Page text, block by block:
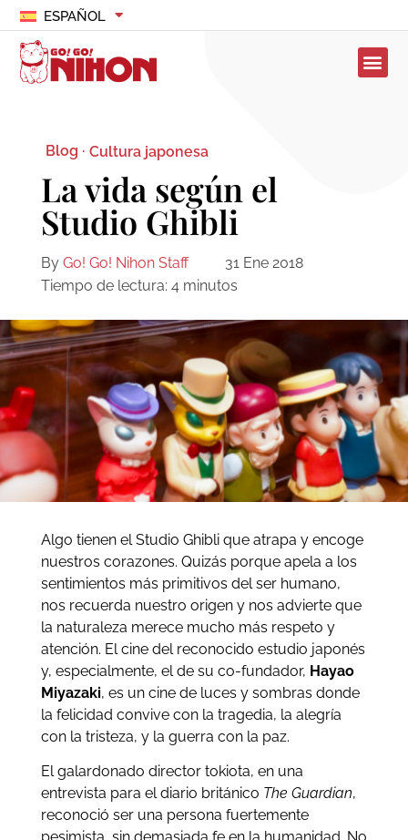
ESPAÑOL
Blog · Cultura japonesa
La vida según el
Studio Ghibli
By Go! Go! Nihon Staff
31 Ene 2018
Tiempo de lectura: 4 minutos
Algo tienen el Studio Ghibli que atrapa y encoge
nuestros corazones. Quizás porque apela a los
sentimientos más primitivos del ser humano,
nos recuerda nuestro origen y nos advierte que
la naturaleza merece mucho más respeto y
atención. El cine del reconocido estudio japonés
y, especialmente, el de su co-fundador, Hayao
Miyazaki, es un cine de luces y sombras donde
la felicidad convive con la tragedia, la alegría
con la tristeza, y la guerra con la paz.
El galardonado director tokiota, en una
entrevista para el diario británico The Guardian,
reconoció ser una persona fuertemente